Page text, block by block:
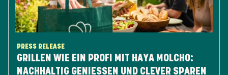
PRESS RELEASE
GRILLEN WIE EIN PROFI MIT HAYA MOLCHO:
NACHHALTIG GENIESSEN UND CLEVER SPAREN